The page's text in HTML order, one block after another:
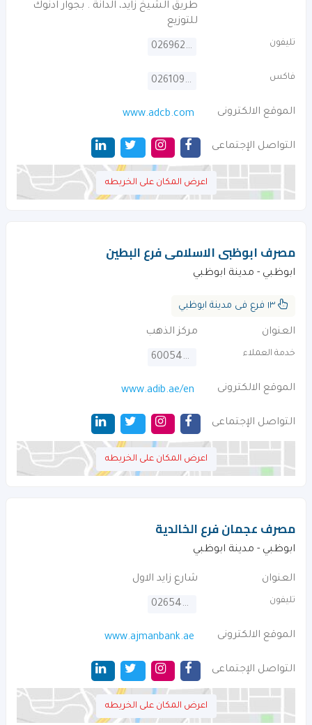
طريق الشيخ زايد، الدانة . بجوار ادنوك
للتوزيع
تليفون 026962600
فاكس 026109772
الموقع الالكترونى www.adcb.com
التواصل الإجتماعى
اعرض المكان على الخريطه
مصرف ابوظبى الاسلامى فرع البطين
ابوظبي - مدينة ابوظبي
العنوان مركز الذهب
خدمة العملاء 600543216
الموقع الالكترونى www.adib.ae/en
التواصل الإجتماعى
اعرض المكان على الخريطه
مصرف عجمان فرع الخالدية
ابوظبي - مدينة ابوظبي
العنوان شارع زايد الاول
تليفون 026547777
الموقع الالكترونى www.ajmanbank.ae
التواصل الإجتماعى
اعرض المكان على الخريطه